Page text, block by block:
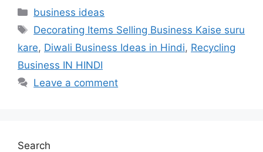
Categories
business ideas
Tags
Decorating Items Selling Business Kaise suru
kare, Diwali Business Ideas in Hindi, Recycling
Business IN HINDI
Leave a comment
Search